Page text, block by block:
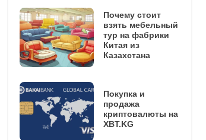
Почему стоит
взять мебельный
тур на фабрики
Китая из
Казахстана
Покупка и
продажа
криптовалюты на
XBT.KG